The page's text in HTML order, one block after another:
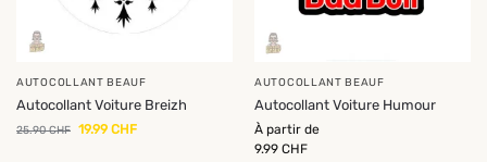
AUTOCOLLANT BEAUF
Autocollant Voiture Breizh
25.90CHF 19.99 CHF
AUTOCOLLANT BEAUF
Autocollant Voiture Humour
À partir de
9.99 CHF